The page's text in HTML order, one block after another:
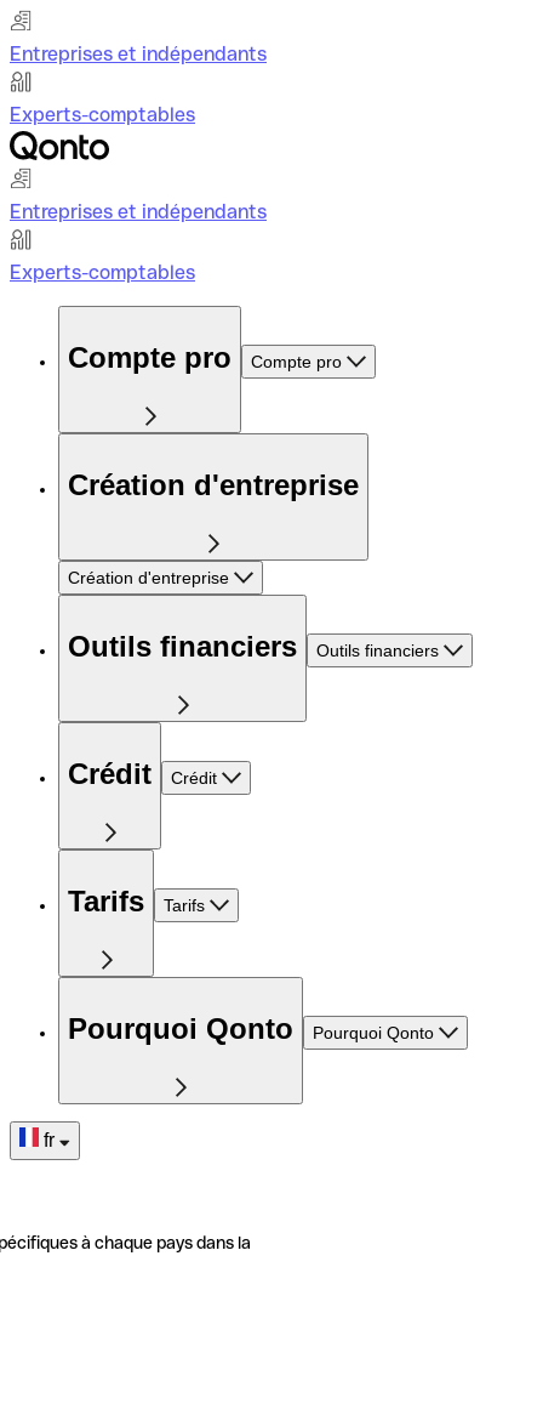
Entreprises et indépendants
Experts-comptables
Entreprises et indépendants
Experts-comptables
Compte pro Compte pro
Création d'entreprise
Création d'entreprise
Outils financiers Outils financiers
Crédit Crédit
Tarifs Tarifs
Pourquoi Qonto Pourquoi Qonto
fr
à chaque pays dans la